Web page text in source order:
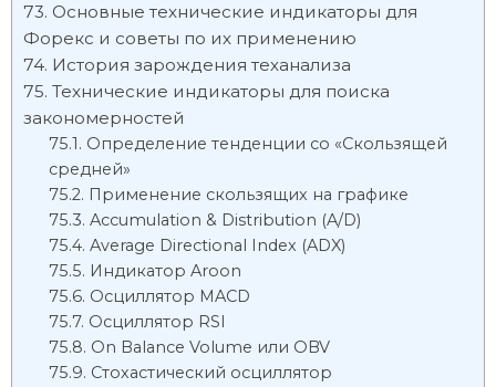
Основные технические индикаторы для
Форекс и советы по их применению
История зарождения теханализа
Технические индикаторы для поиска
закономерностей
Определение тенденции со «Скользящей
средней»
Применение скользящих на графике
Accumulation & Distribution (A/D)
Average Directional Index (ADX)
Индикатор Aroon
Осциллятор MACD
Осциллятор RSI
On Balance Volume или OBV
Стохастический осциллятор